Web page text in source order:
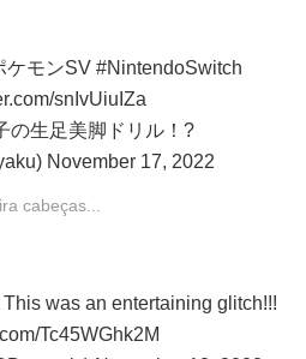
ケモンSV #NintendoSwitch
snIvUiuIZa
生足美脚ドリル！?
November 17, 2022
cabeças...
This was an entertaining glitch!!!
Tc45WGhk2M